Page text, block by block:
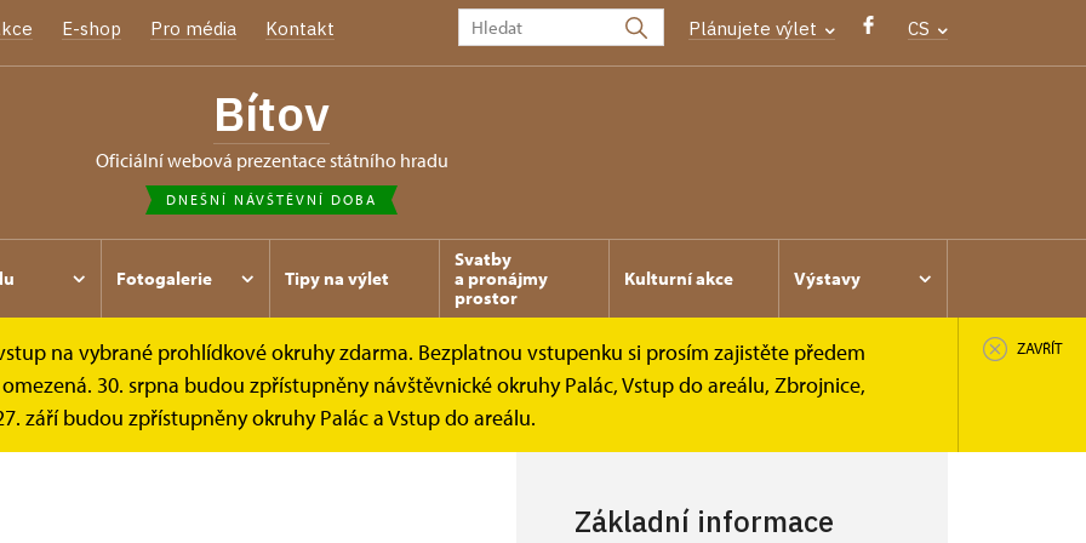
E-shop Pro média Kontakt Plánujete výlet CS
Bítov
oficiální webová prezentace státního hradu
DNEŠNÍ NÁVŠTĚVNÍ DOBA
Fotogalerie Tipy na výlet
Svatby
a pronájmy
prostor
Kulturní akce Výstavy
na vybrané prohlídkové okruhy zdarma. Bezplatnou vstupenku si prosím zajistěte předem
30. srpna budou zpřístupněny návštěvnické okruhy Palác, Vstup do areálu, Zbrojnice,
září budou zpřístupněny okruhy Palác a Vstup do areálu.
ZAVŘÍT
Prohlídkové okruhy Areál hradu
Základní informace